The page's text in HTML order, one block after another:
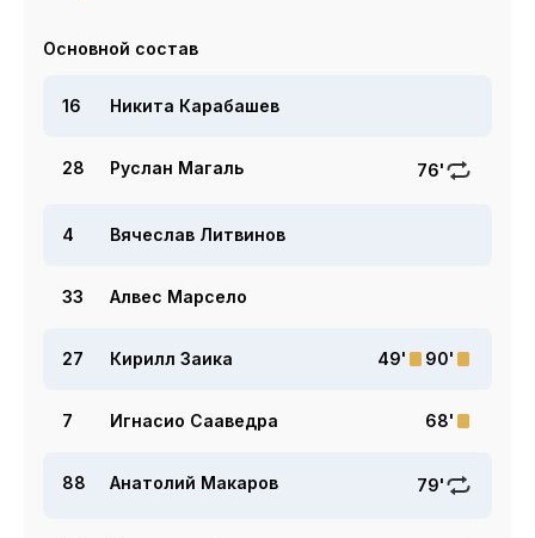
Основной состав
16 Никита Карабашев
28 Руслан Магаль 76'
4 Вячеслав Литвинов
33 Алвес Марсело
27 Кирилл Заика 49' 90'
7 Игнасио Сааведра 68'
88 Анатолий Макаров 79'